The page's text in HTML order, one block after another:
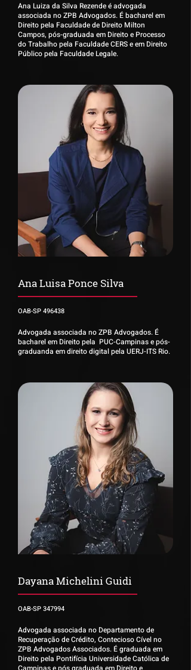
Ana Luiza da Silva Rezende é advogada
associada no ZPB Advogados. É bacharel em
Direito pela Faculdade de Direito Milton
Campos, pós-graduada em Direito e Processo
do Trabalho pela Faculdade CERS e em Direito
Público pela Faculdade Legale.
Ana Luisa Ponce Silva
OAB-SP 496438
Advogada associada no ZPB Advogados. É
bacharel em Direito pela PUC-Campinas e pós-
graduanda em direito digital pela UERJ-ITS Rio.
Dayana Michelini Guidi
OAB-SP 347994
Advogada associada no Departamento de
Recuperação de Crédito, Contecioso Cível no
ZPB Advogados Associados. É graduada em
Direito pela Pontifícia Universidade Católica de